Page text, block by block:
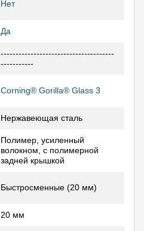
Нет
Да
--------------------------------------
-----------
Corning® Gorilla® Glass 3
Нержавеющая сталь
Полимер, усиленный
волокном, с полимерной
задней крышкой
Быстросменные (20 мм)
20 мм